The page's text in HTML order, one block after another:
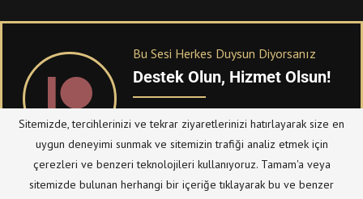
Bu Sesi Herkes Duysun Diyorsanız
Destek Olun, Hizmet Olsun!
PATREONüzerinden sitemize bağışta
bulanabilirsiniz.
Sitemizde, tercihlerinizi ve tekrar ziyaretlerinizi hatırlayarak size en
uygun deneyimi sunmak ve sitemizin trafiği analiz etmek için
çerezleri ve benzeri teknolojileri kullanıyoruz. Tamam'a veya
sitemizde bulunan herhangi bir içeriğe tıklayarak bu ve benzer